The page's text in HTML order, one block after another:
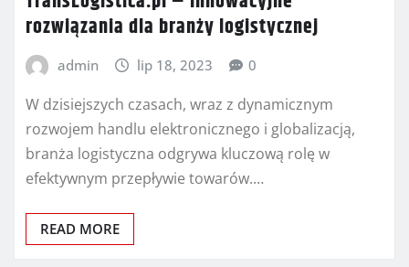
rozwiązania dla branży logistycznej
admin lip 18, 2023 0
W dzisiejszych czasach, wraz z dynamicznym
rozwojem handlu elektronicznego i globalizacją,
branża logistyczna odgrywa kluczową rolę w
efektywnym przepływie towarów.…
READ MORE